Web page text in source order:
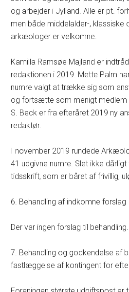
og arbejder i Jylland. Alle er pt.
men både middelalder-, klassiske
arkæologer er velkomne.
Kamilla Ramsøe Majland er
redaktionen i 2019. Mette Palm
numre valgt at trække sig som
og fortsætte som menigt medlem
S. Beck er fra efteråret 2019 ny
redaktør.
I november 2019 rundede
41 udgivne numre. Slet ikke
tidsskrift, som er båret af frivillig,
6. Behandling af indkomne forslag
Der var ingen forslag til behandling.
7. Behandling og godkendelse af
fastlæggelse af kontingent for